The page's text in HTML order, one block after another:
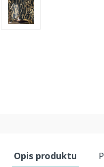
Opis produktu